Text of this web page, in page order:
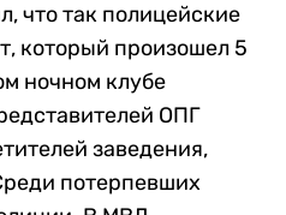
что так полицейские
который произошел 5
ночном клубе
ОПГ
заведения,
потерпевших